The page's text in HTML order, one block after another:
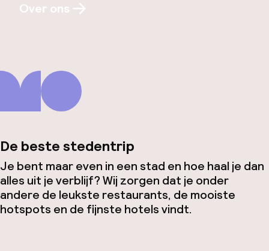
Over ons
De beste stedentrip
Je bent maar even in een stad en hoe haal je dan
alles uit je verblijf? Wij zorgen dat je onder
andere de leukste restaurants, de mooiste
hotspots en de fijnste hotels vindt.